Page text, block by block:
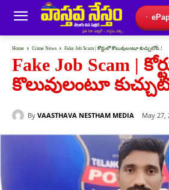
Home Crime News Fake Job Scam | కోర్టులో కొలువులంటూ కుచ్చుటోపీ.!
Fake Job Scam |
కొలువులంటూ
By VAASTHAVA NESTHAM MEDIA May 27,